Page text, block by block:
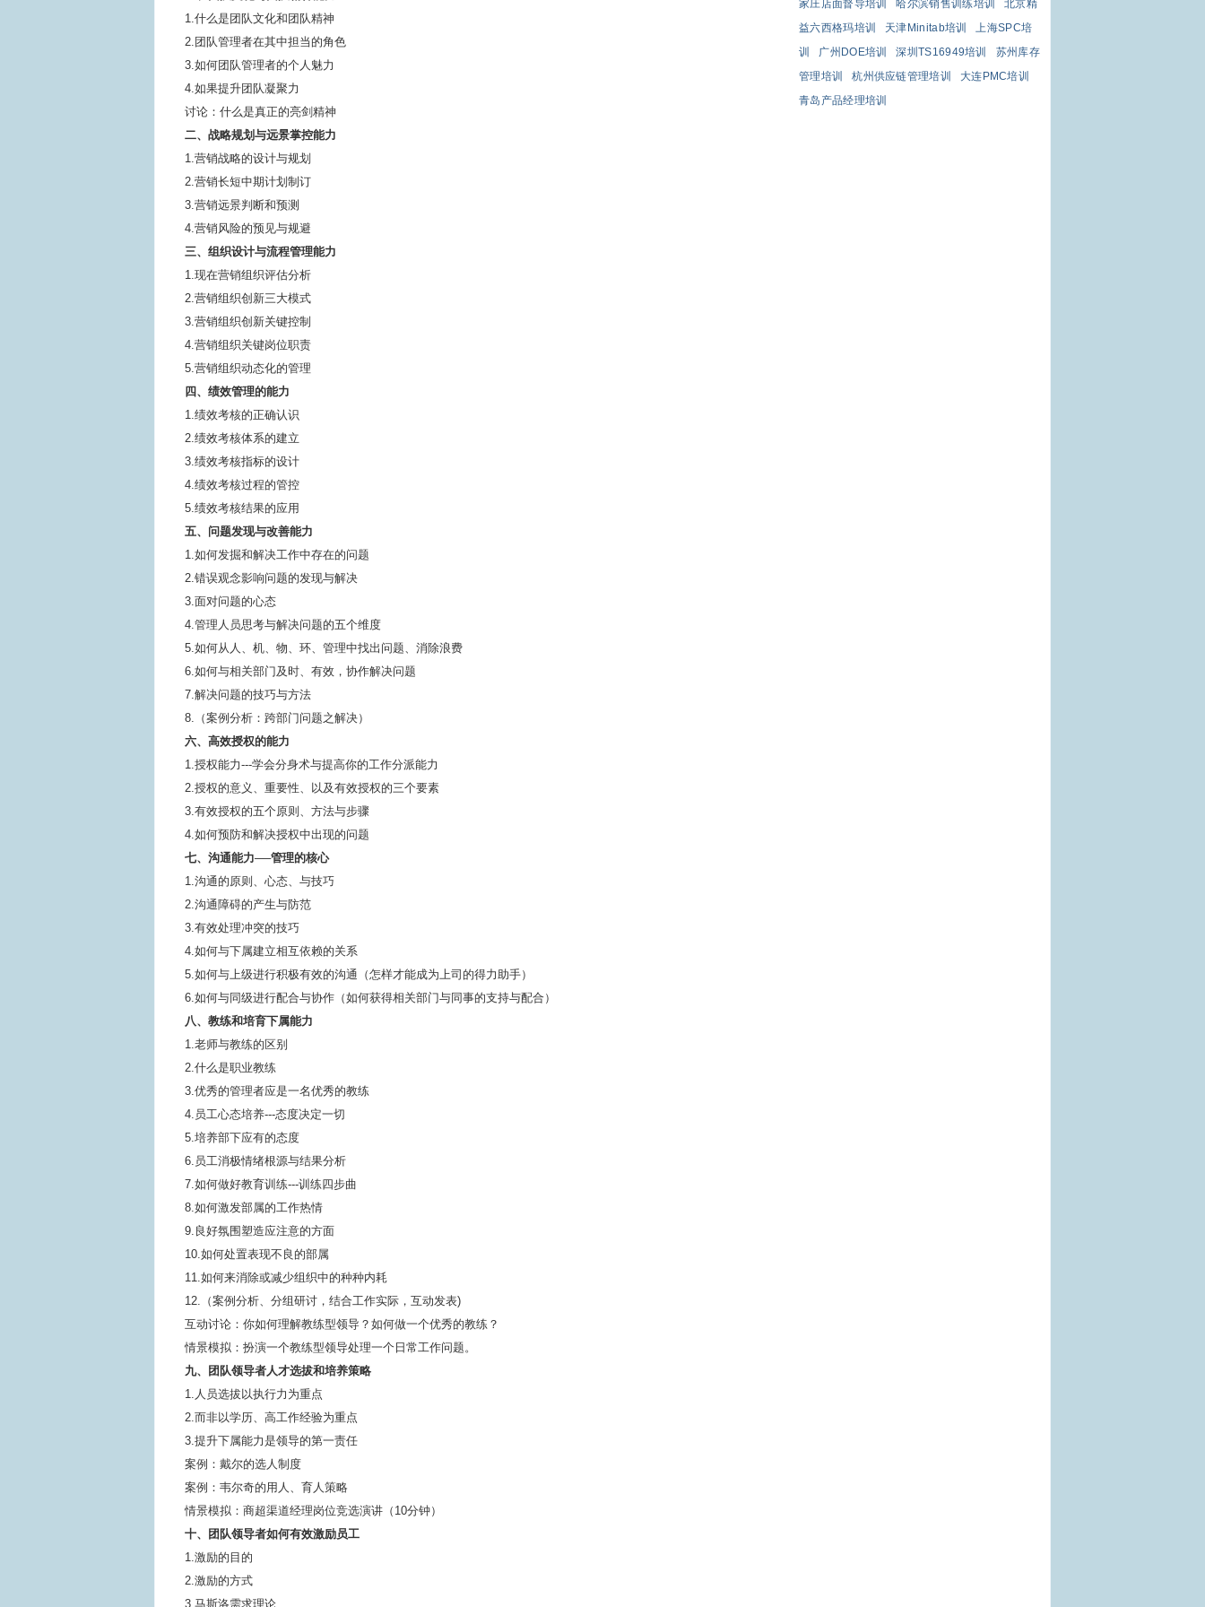
1.什么是团队文化和团队精神
2.团队管理者在其中担当的角色
3.如何团队管理者的个人魅力
4.如果提升团队凝聚力
讨论：什么是真正的亮剑精神
二、战略规划与远景掌控能力
1.营销战略的设计与规划
2.营销长短中期计划制订
3.营销远景判断和预测
4.营销风险的预见与规避
三、组织设计与流程管理能力
1.现在营销组织评估分析
2.营销组织创新三大模式
3.营销组织创新关键控制
4.营销组织关键岗位职责
5.营销组织动态化的管理
四、绩效管理的能力
1.绩效考核的正确认识
2.绩效考核体系的建立
3.绩效考核指标的设计
4.绩效考核过程的管控
5.绩效考核结果的应用
五、问题发现与改善能力
1.如何发掘和解决工作中存在的问题
2.错误观念影响问题的发现与解决
3.面对问题的心态
4.管理人员思考与解决问题的五个维度
5.如何从人、机、物、环、管理中找出问题、消除浪费
6.如何与相关部门及时、有效，协作解决问题
7.解决问题的技巧与方法
8.（案例分析：跨部门问题之解决）
六、高效授权的能力
1.授权能力---学会分身术与提高你的工作分派能力
2.授权的意义、重要性、以及有效授权的三个要素
3.有效授权的五个原则、方法与步骤
4.如何预防和解决授权中出现的问题
七、沟通能力──管理的核心
1.沟通的原则、心态、与技巧
2.沟通障碍的产生与防范
3.有效处理冲突的技巧
4.如何与下属建立相互依赖的关系
5.如何与上级进行积极有效的沟通（怎样才能成为上司的得力助手）
6.如何与同级进行配合与协作（如何获得相关部门与同事的支持与配合）
八、教练和培育下属能力
1.老师与教练的区别
2.什么是职业教练
3.优秀的管理者应是一名优秀的教练
4.员工心态培养---态度决定一切
5.培养部下应有的态度
6.员工消极情绪根源与结果分析
7.如何做好教育训练---训练四步曲
8.如何激发部属的工作热情
9.良好氛围塑造应注意的方面
10.如何处置表现不良的部属
11.如何来消除或减少组织中的种种内耗
12.（案例分析、分组研讨，结合工作实际，互动发表)
互动讨论：你如何理解教练型领导？如何做一个优秀的教练？
情景模拟：扮演一个教练型领导处理一个日常工作问题。
九、团队领导者人才选拔和培养策略
1.人员选拔以执行力为重点
2.而非以学历、高工作经验为重点
3.提升下属能力是领导的第一责任
案例：戴尔的选人制度
案例：韦尔奇的用人、育人策略
情景模拟：商超渠道经理岗位竞选演讲（10分钟）
十、团队领导者如何有效激励员工
1.激励的目的
2.激励的方式
3.马斯洛需求理论
家庄店面督导培训
哈尔滨销售训练培训
北京精
益六西格玛培训
天津Minitab培训
上海SPC培
训
广州DOE培训 深圳TS16949培训
苏州库存
管理培训
杭州供应链管理培训
大连PMC培训
青岛产品经理培训